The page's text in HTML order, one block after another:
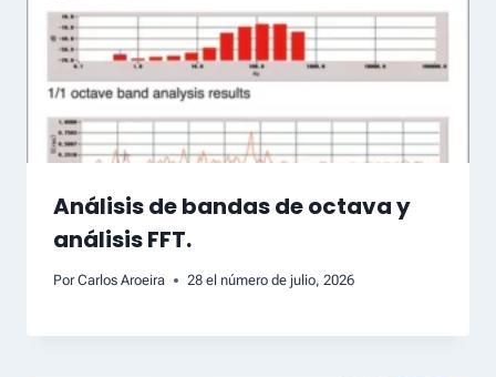
Análisis de bandas de octava y
análisis FFT.
Por Carlos Aroeira 28 el número de julio, 2026